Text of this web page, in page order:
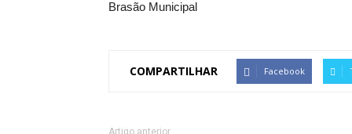
Brasão Municipal
COMPARTILHAR Facebook
Artigo anterior